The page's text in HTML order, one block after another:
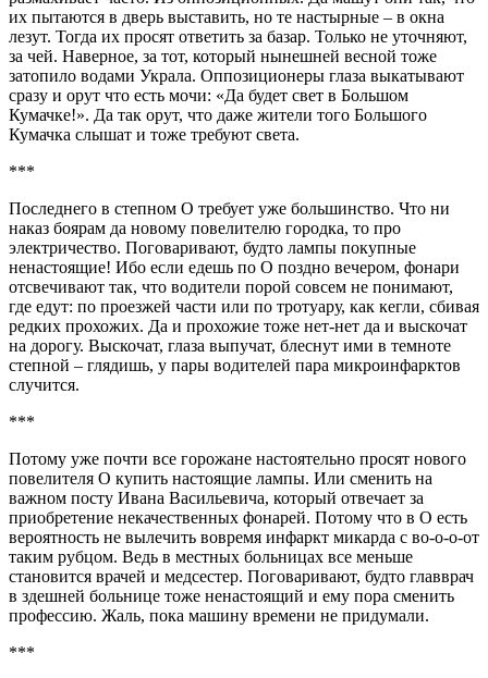
их пытаются в дверь выставить, но те настырные – в окна
лезут. Тогда их просят ответить за базар. Только не уточняют,
за чей. Наверное, за тот, который нынешней весной тоже
затопило водами Украла. Оппозиционеры глаза выкатывают
сразу и орут что есть мочи: «Да будет свет в Большом
Кумачке!». Да так орут, что даже жители того Большого
Кумачка слышат и тоже требуют света.
***
Последнего в степном О требует уже большинство. Что ни
наказ боярам да новому повелителю городка, то про
электричество. Поговаривают, будто лампы покупные
ненастоящие! Ибо если едешь по О поздно вечером, фонари
отсвечивают так, что водители порой совсем не понимают,
где едут: по проезжей части или по тротуару, как кегли, сбивая
редких прохожих. Да и прохожие тоже нет-нет да и выскочат
на дорогу. Выскочат, глаза выпучат, блеснут ими в темноте
степной – глядишь, у пары водителей пара микроинфарктов
случится.
***
Потому уже почти все горожане настоятельно просят нового
повелителя О купить настоящие лампы. Или сменить на
важном посту Ивана Васильевича, который отвечает за
приобретение некачественных фонарей. Потому что в О есть
вероятность не вылечить вовремя инфаркт микарда с во-о-о-от
таким рубцом. Ведь в местных больницах все меньше
становится врачей и медсестер. Поговаривают, будто главврач
в здешней больнице тоже ненастоящий и ему пора сменить
профессию. Жаль, пока машину времени не придумали.
***